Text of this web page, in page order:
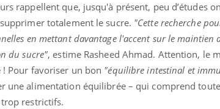
rappellent que, jusqu'à présent, peu d’études
totalement le sucre. "Cette recherche
en mettant davantage l'accent sur le
du sucre", estime Rasheed Ahmad. Attention, le
! Pour favoriser un bon "équilibre intestinal et
une alimentation équilibrée – qui comprend
restrictifs.
des Mains : se
!Youtube
lui, un tout nouveau
plage, piscine,
air… Nos mains
Youtube
Diabète & Ramadan
Le Ramadan approche, et,
nombreuses personnes
diabète, c'est une période
défis, mais ...